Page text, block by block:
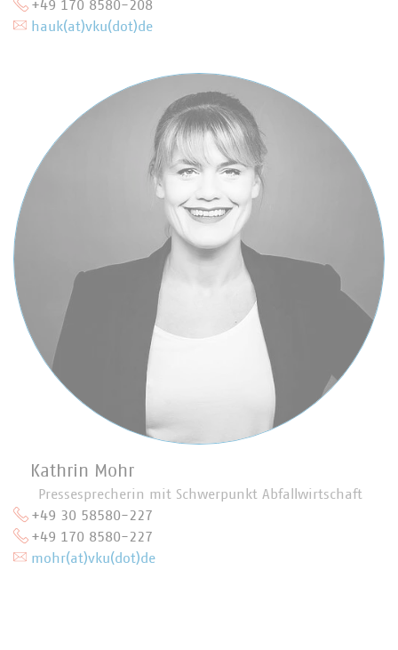
+49 170 8580-208
hauk(at)vku(dot)de
Kathrin Mohr
Pressesprecherin mit Schwerpunkt Abfallwirtschaft
+49 30 58580-227
+49 170 8580-227
mohr(at)vku(dot)de